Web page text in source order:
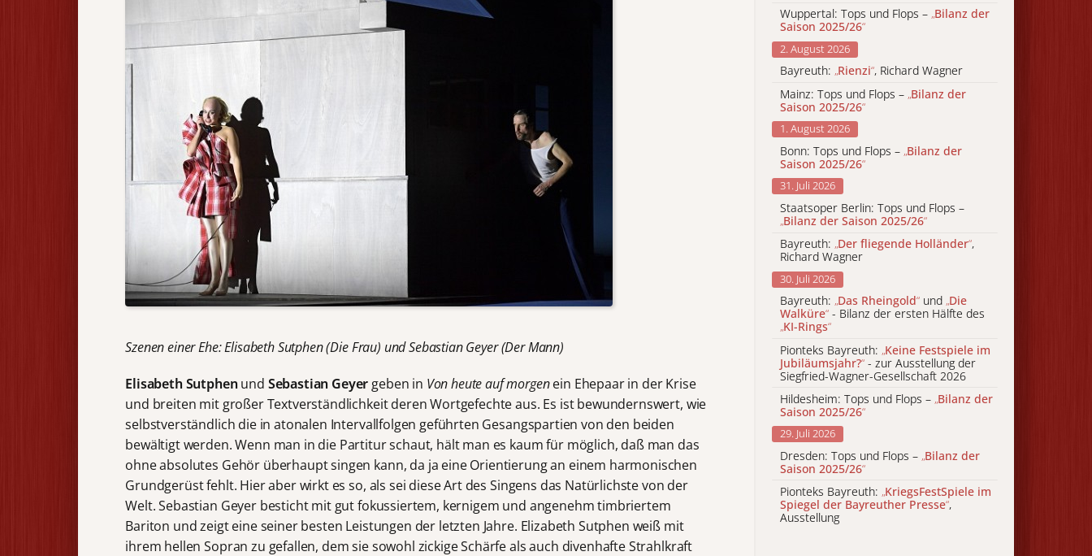
Szenen einer Ehe: Elisabeth Sutphen (Die Frau) und Sebastian Geyer (Der Mann)
Elisabeth Sutphenund Sebastian Geyer geben in Von heute auf morgenein Ehepaar in der Krise
und breiten mit großer Textverständlichkeit deren Wortgefechte aus. Es ist bewundernswert, wie
selbstverständlich die in atonalen Intervallfolgen geführten Gesangspartien von den beiden
bewältigt werden. Wenn man in die Partitur schaut, hält man es kaum für möglich, daß man das
ohne absolutes Gehör überhaupt singen kann, da ja eine Orientierung an einem harmonischen
Grundgerüst fehlt. Hier aber wirkt es so, als sei diese Art des Singens das Natürlichste von der
Welt. Sebastian Geyer besticht mit gut fokussiertem, kernigem und angenehm timbriertem
Bariton und zeigt eine seiner besten Leistungen der letzten Jahre. Elizabeth Sutphen weiß mit
ihrem hellen Sopran zu gefallen, dem sie sowohl zickige Schärfe als auch divenhafte Strahlkraft
Wuppertal: Tops und Flops – „Bilanz der
Saison 2025/26“
2. August 2026
Bayreuth: „Rienzi“, Richard Wagner
Mainz: Tops und Flops – „Bilanz der
Saison 2025/26“
1. August 2026
Bonn: Tops und Flops – „Bilanz der
Saison 2025/26“
31. Juli 2026
Staatsoper Berlin: Tops und Flops –
„Bilanz der Saison 2025/26“
Bayreuth: „Der fliegende Holländer“,
Richard Wagner
30. Juli 2026
Bayreuth: „Das Rheingold“ und „Die
Walküre“ - Bilanz der ersten Hälfte des
„KI-Rings“
Pionteks Bayreuth: „Keine Festspiele im
Jubiläumsjahr?“ - zur Ausstellung der
Siegfried-Wagner-Gesellschaft 2026
Hildesheim: Tops und Flops – „Bilanz der
Saison 2025/26“
29. Juli 2026
Dresden: Tops und Flops – „Bilanz der
Saison 2025/26“
Pionteks Bayreuth: „KriegsFestSpiele im
Spiegel der Bayreuther Presse“,
Ausstellung